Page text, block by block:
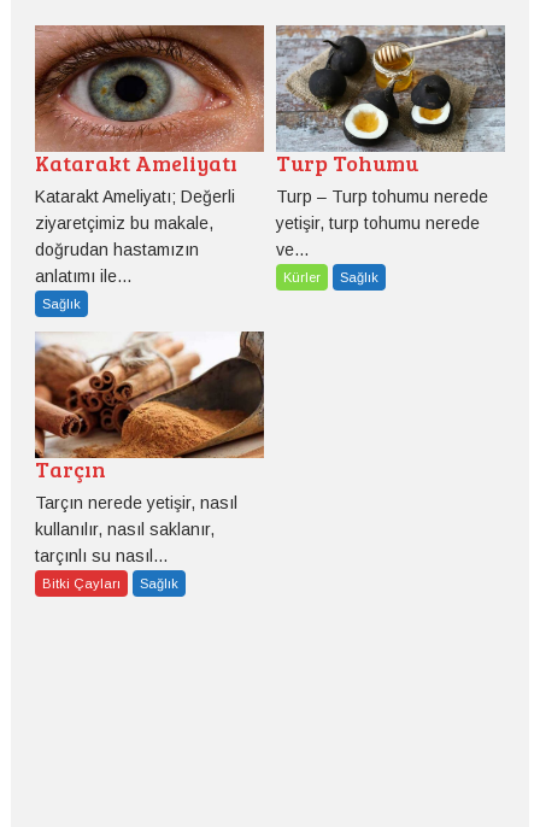
Katarakt Ameliyatı
Katarakt Ameliyatı; Değerli
ziyaretçimiz bu makale,
doğrudan hastamızın
anlatımı ile...
Sağlık
Turp Tohumu
Turp – Turp tohumu nerede
yetişir, turp tohumu nerede
ve...
Kürler Sağlık
Tarçın
Tarçın nerede yetişir, nasıl
kullanılır, nasıl saklanır,
tarçınlı su nasıl...
Bitki Çayları Sağlık